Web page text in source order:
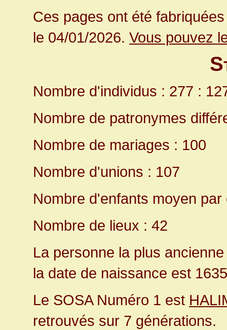
Ces pages ont été
le 04/01/2026. Vous pouvez
Nombre d'individus : 277 :
Nombre de patronymes
Nombre de mariages : 100
Nombre d'unions : 107
Nombre d'enfants moyen par
Nombre de lieux : 42
La personne la plus
la date de naissance est
Le SOSA Numéro 1 est
retrouvés sur 7 générations.